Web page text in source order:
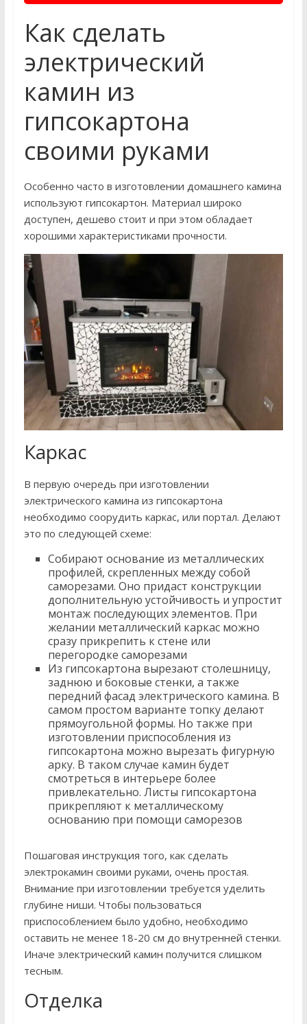
Как сделать
электрический
камин из
гипсокартона
своими руками
Особенно часто в изготовлении домашнего камина
используют гипсокартон. Материал широко
доступен, дешево стоит и при этом обладает
хорошими характеристиками прочности.
Каркас
В первую очередь при изготовлении
электрического камина из гипсокартона
необходимо соорудить каркас, или портал. Делают
это по следующей схеме:
Собирают основание из металлических
профилей, скрепленных между собой
саморезами. Оно придаст конструкции
дополнительную устойчивость и упростит
монтаж последующих элементов. При
желании металлический каркас можно
сразу прикрепить к стене или
перегородке саморезами
Из гипсокартона вырезают столешницу,
заднюю и боковые стенки, а также
передний фасад электрического камина. В
самом простом варианте топку делают
прямоугольной формы. Но также при
изготовлении приспособления из
гипсокартона можно вырезать фигурную
арку. В таком случае камин будет
смотреться в интерьере более
привлекательно. Листы гипсокартона
прикрепляют к металлическому
основанию при помощи саморезов
Пошаговая инструкция того, как сделать
электрокамин своими руками, очень простая.
Внимание при изготовлении требуется уделить
глубине ниши. Чтобы пользоваться
приспособлением было удобно, необходимо
оставить не менее 18-20 см до внутренней стенки.
Иначе электрический камин получится слишком
тесным.
Отделка